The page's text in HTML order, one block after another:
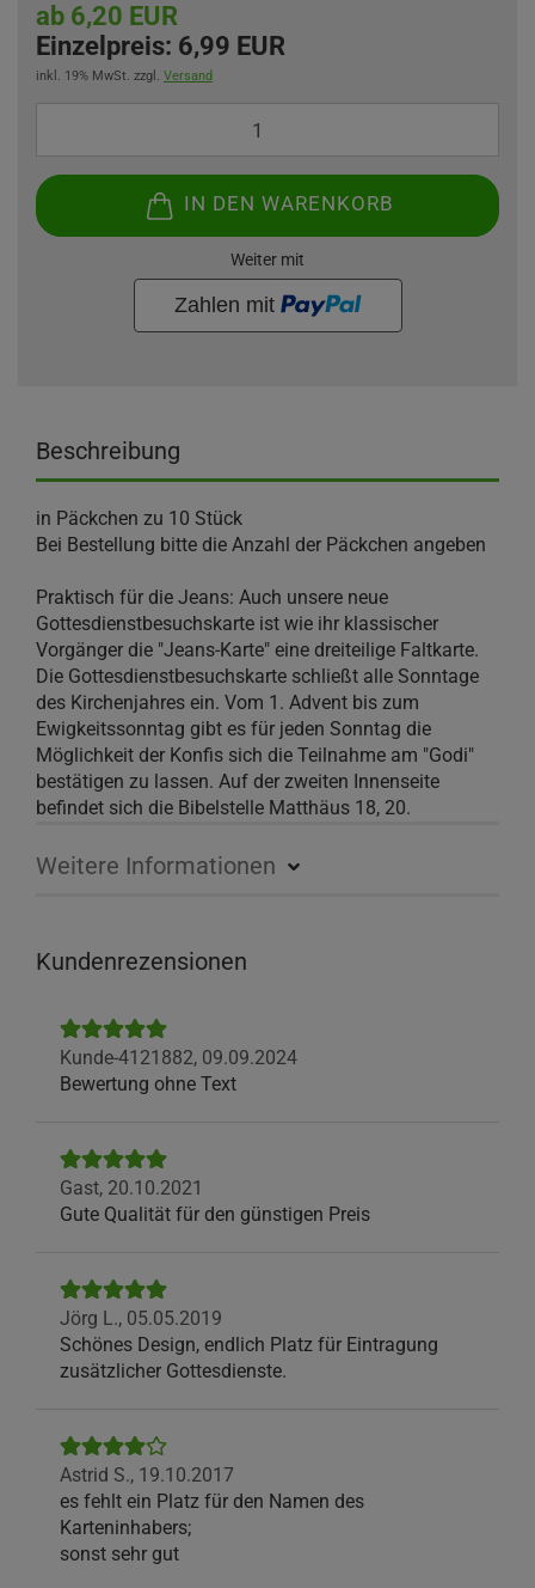
ab 6,20 EUR
Einzelpreis: 6,99 EUR
inkl. 19% MwSt. zzgl. Versand
IN DEN WARENKORB
Weiter mit
Beschreibung
in Päckchen zu 10 Stück
Bei Bestellung bitte die Anzahl der Päckchen angeben
Praktisch für die Jeans: Auch unsere neue
Gottesdienstbesuchskarte ist wie ihr klassischer
Vorgänger die "Jeans-Karte" eine dreiteilige Faltkarte.
Die Gottesdienstbesuchskarte schließt alle Sonntage
des Kirchenjahres ein. Vom 1. Advent bis zum
Ewigkeitssonntag gibt es für jeden Sonntag die
Möglichkeit der Konfis sich die Teilnahme am "Godi"
bestätigen zu lassen. Auf der zweiten Innenseite
befindet sich die Bibelstelle Matthäus 18, 20.
Weitere Informationen
Kundenrezensionen
Kunde-4121882, 09.09.2024
Bewertung ohne Text
Gast, 20.10.2021
Gute Qualität für den günstigen Preis
Jörg L., 05.05.2019
Schönes Design, endlich Platz für Eintragung
zusätzlicher Gottesdienste.
Astrid S., 19.10.2017
es fehlt ein Platz für den Namen des
Karteninhabers;
sonst sehr gut